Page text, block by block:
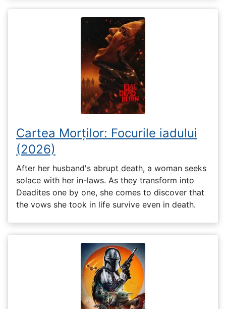
Cartea Morților: Focurile iadului
(2026)
After her husband's abrupt death, a woman seeks
solace with her in-laws. As they transform into
Deadites one by one, she comes to discover that
the vows she took in life survive even in death.